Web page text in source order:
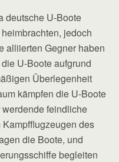
deutsche U‑Boote
jedoch
alliierten Gegner haben
U-Boote aufgrund
Überlegenheit
kämpfen die U-Boote
feindliche
des
die Boote, und
begleiten